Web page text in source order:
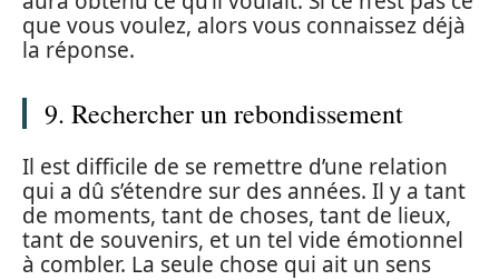
que vous voulez, alors vous connaissez déjà
la réponse.
9. Rechercher un rebondissement
Il est difficile de se remettre d’une relation
qui a dû s’étendre sur des années. Il y a tant
de moments, tant de choses, tant de lieux,
tant de souvenirs, et un tel vide émotionnel
à combler. La seule chose qui ait un sens